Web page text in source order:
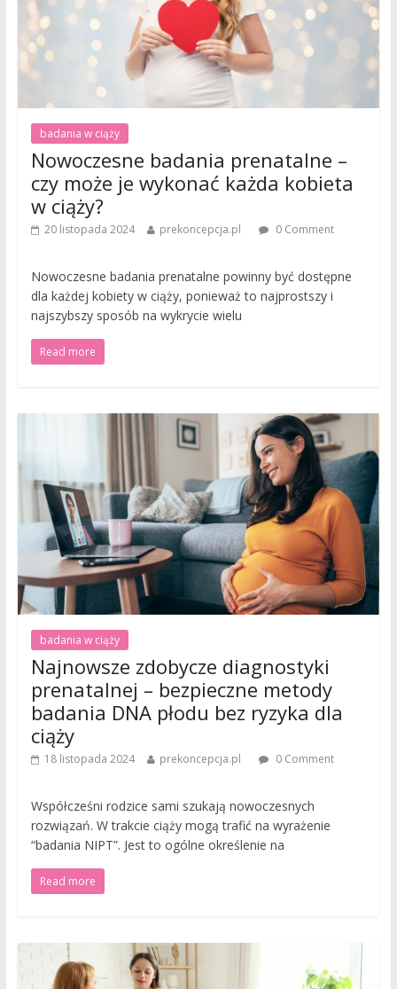
badania w ciąży
Nowoczesne badania prenatalne –
czy może je wykonać każda kobieta
w ciąży?
20 listopada 2024 prekoncepcja.pl 0 Comment
Nowoczesne badania prenatalne powinny być dostępne
dla każdej kobiety w ciąży, ponieważ to najprostszy i
najszybszy sposób na wykrycie wielu
Read more
badania w ciąży
Najnowsze zdobycze diagnostyki
prenatalnej – bezpieczne metody
badania DNA płodu bez ryzyka dla
ciąży
18 listopada 2024 prekoncepcja.pl 0 Comment
Współcześni rodzice sami szukają nowoczesnych
rozwiązań. W trakcie ciąży mogą trafić na wyrażenie
“badania NIPT”. Jest to ogólne określenie na
Read more